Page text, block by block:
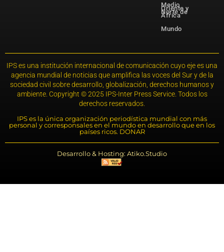
Medio
Oriente y
Norte de
África
Mundo
IPS es una institución internacional de comunicación cuyo eje es una
agencia mundial de noticias que amplifica las voces del Sur y de la
sociedad civil sobre desarrollo, globalización, derechos humanos y
ambiente. Copyright © 2025 IPS-Inter Press Service. Todos los
derechos reservados.
IPS es la única organización periodística mundial con más
personal y corresponsales en el mundo en desarrollo que en los
países ricos. DONAR
Desarrollo & Hosting: Atiko.Studio